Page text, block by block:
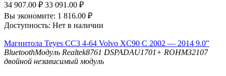
34 907.00 ₽ 33 091.00 ₽
Вы экономите: 1 816.00 ₽
Доступность: Нет в наличии
Магнитола Teyes CC3 4-64 Volvo XC90 C 2002 — 2014 9.0"
BluetoothМодуль Realtek8761 DSPADAU1701+ ROHM32107
двойной независимый модуль